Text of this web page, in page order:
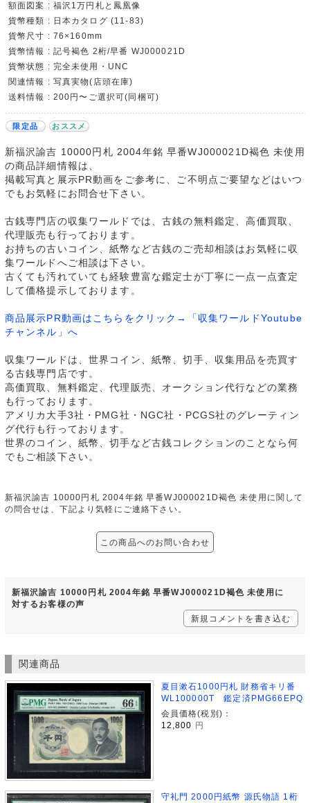
額面図案 : 福沢1万円札と鳳凰像
貨幣種類 : 日本カタログ (11-83)
貨幣尺寸 : 76×160mm
貨幣情報 : 記号褐色 2桁/早番 WJ000021D
貨幣状態 : 完全未使用・UNC
関連情報 : 写真実物(店頭在庫)
送料情報 : 200円〜ご選択可(同梱可)
限定品 おススメ
新福沢諭吉 10000円札 2004年銘 早番WJ000021D褐色 未使用
の商品詳細情報は、
掲載写真と展示PR動画をご参考に、ご不明点ご要望などはいつ
でもお気軽にお問合せ下さい。
古銭専門店の収集ワールドでは、古銭の無料鑑定、高価買取、
代理販売も行っております。
お持ちの古いコイン、紙幣など古銭のご売却相談はお気軽に収
集ワールドへご相談は下さい。
古くても汚れていても経験豊富な鑑定士が丁寧に一点一点査定
して価格提示しております。
商品展示PR動画はこちらをクリック→「収集ワールドYoutube
チャンネル」へ
収集ワールドは、世界コイン、紙幣、切手、収集用品を売買す
る古銭専門店です。
高価買取、無料鑑定、代理販売、オークション代行などの業務
も行っております。
アメリカ大手3社・PMG社・NGC社・PCGS社のグレーティン
グ代行も行っております。
世界のコイン、紙幣、切手など古銭コレクションのことなら何
でもご相談下さい。
新福沢諭吉 10000円札 2004年銘 早番WJ000021D褐色 未使用に関して
の問合せは、下記より気軽にご連絡下さい。
この商品へのお問い合わせ
新福沢諭吉 10000円札 2004年銘 早番WJ000021D褐色 未使用に
対するお客様の声
新規コメントを書き込む
関連商品
夏目漱石1000円札 財務省キリ番
WL100000T 鑑定済PMG66EPQ
会員価格(税別)：
12,800
円
守礼門 2000円紙幣 源氏物語 1桁